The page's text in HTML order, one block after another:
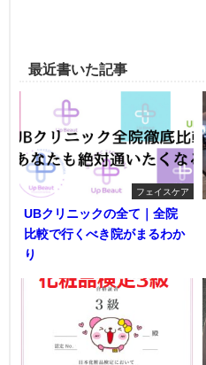
最近書いた記事
フェイスケア
UBクリニックの全て｜全院
比較で行くべき院がまるわか
り